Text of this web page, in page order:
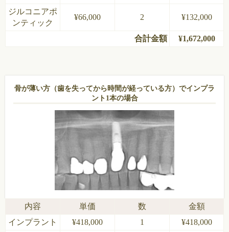
ジルコニアポ
ンティック
¥66,000 2 ¥132,000
合計金額 ¥1,672,000
骨が薄い方（歯を失ってから時間が経っている方）でインプラ
ント1本の場合
内容 単価 数
金額
インプラント
¥418,000 1
¥418,000